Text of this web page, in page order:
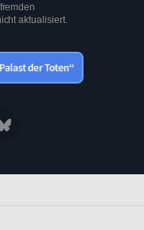
aktualisiert.